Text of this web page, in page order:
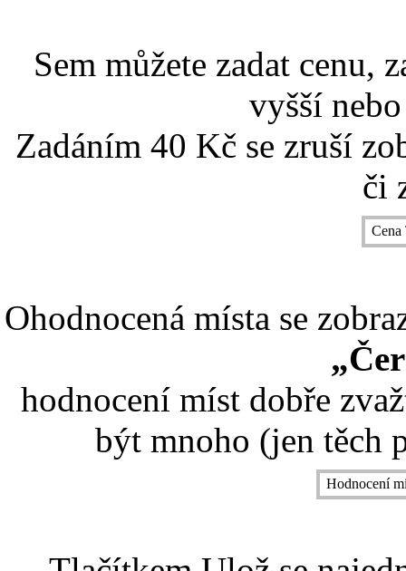
Sem můžete zadat cenu,
vyšší
Zadáním 40 Kč se zruší
či
Ohodnocená místa se
hodnocení míst dobře
být mnoho (jen těch
Hodnocení